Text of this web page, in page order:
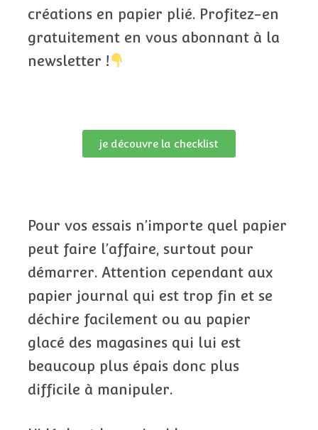
créations en papier plié. Profitez-en
gratuitement en vous abonnant à la
newsletter !
je découvre la checklist
Pour vos essais n’importe quel papier
peut faire l’affaire, surtout pour
démarrer. Attention cependant aux
papier journal qui est trop fin et se
déchire facilement ou au papier
glacé des magasines qui lui est
beaucoup plus épais donc plus
difficile à manipuler.